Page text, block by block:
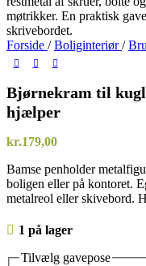
Forside / Boliginteriør/
Bjørnekram til
hjælper
kr.179,00
Bamse penholder
boligen eller på kontoret.
metalreol eller skivebord.
1 på lager
Tilvælg gavepose